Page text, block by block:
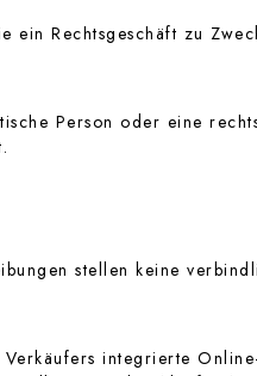
Rechtsgeschäft zu
Person oder eine
stellen keine
integrierte